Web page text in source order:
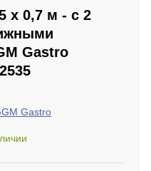
x 0,7 м - с 2
Gastro
Gastro